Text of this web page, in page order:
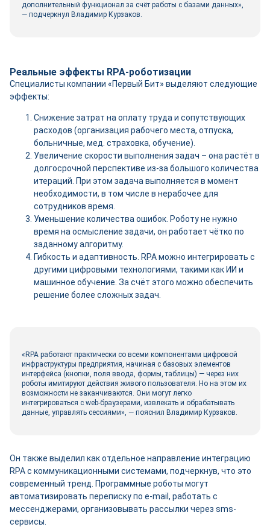
дополнительный функционал за счёт работы с базами данных»,
— подчеркнул Владимир Курзаков.
Реальные эффекты RPA-роботизации
Специалисты компании «Первый Бит» выделяют следующие
эффекты:
Снижение затрат на оплату труда и сопутствующих
расходов (организация рабочего места, отпуска,
больничные, мед. страховка, обучение).
Увеличение скорости выполнения задач – она растёт в
долгосрочной перспективе из-за большого количества
итераций. При этом задача выполняется в момент
необходимости, в том числе в нерабочее для
сотрудников время.
Уменьшение количества ошибок. Роботу не нужно
время на осмысление задачи, он работает чётко по
заданному алгоритму.
Гибкость и адаптивность. RPA можно интегрировать с
другими цифровыми технологиями, такими как ИИ и
машинное обучение. За счёт этого можно обеспечить
решение более сложных задач.
«RPA работают практически со всеми компонентами цифровой
инфраструктуры предприятия, начиная с базовых элементов
интерфейса (кнопки, поля ввода, формы, таблицы) — через них
роботы имитируют действия живого пользователя. Но на этом их
возможности не заканчиваются. Они могут легко
интегрироваться с web-браузерами, извлекать и обрабатывать
данные, управлять сессиями», — пояснил Владимир Курзаков.
Он также выделил как отдельное направление интеграцию
RPA с коммуникационными системами, подчеркнув, что это
современный тренд. Программные роботы могут
автоматизировать переписку по e-mail, работать с
мессенджерами, организовывать рассылки через sms-
сервисы.